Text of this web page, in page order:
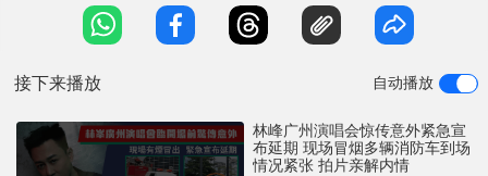
件。 现场浓烟密布 消防车紧急出动 根据网上流传的
图片及影片，演唱会场地外围出现明显烟雾，并伴随
接下来播放 自动播放
林峰广州演唱会惊传意外紧急宣
布延期 现场冒烟多辆消防车到场
情况紧张 拍片亲解内情